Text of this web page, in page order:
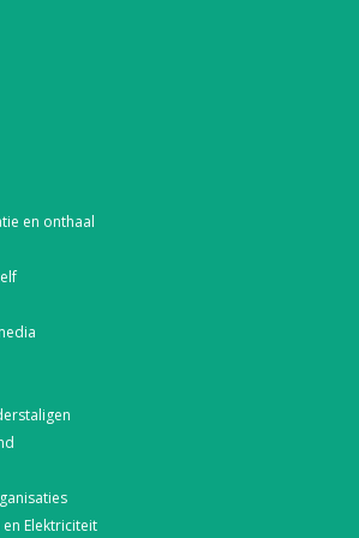
en onthaal
Elektriciteit